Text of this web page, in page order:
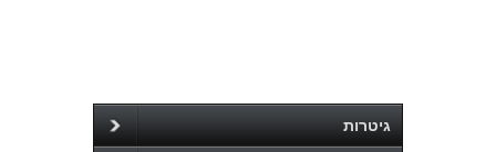
גיטרות